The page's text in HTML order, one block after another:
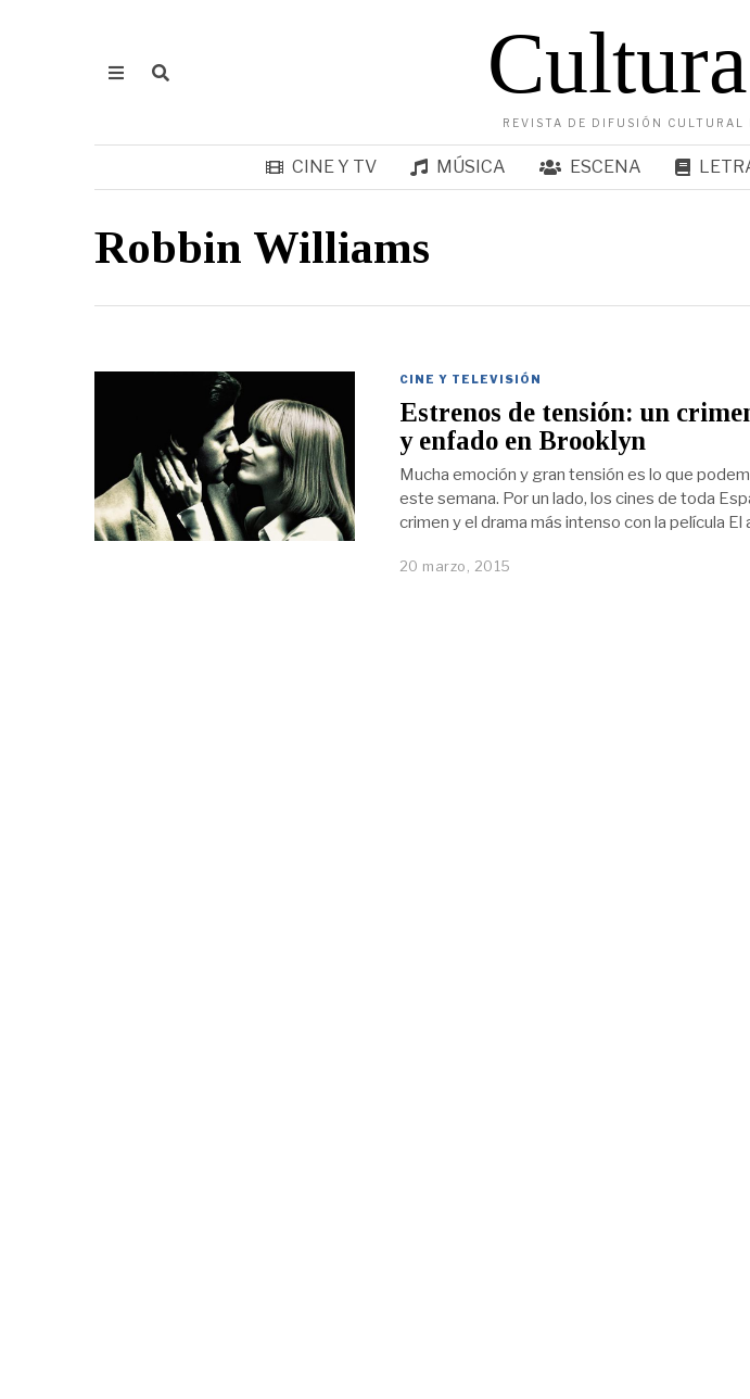
REVISTA DE DIFUSIÓN CULTURAL
CINE Y TV MÚSICA ESCENA
Robbin Williams
CINE Y TELEVISIÓN
Estrenos de tensión: un
y enfado en Brooklyn
Mucha emoción y gran tensión es lo que
este semana. Por un lado, los cines de toda
crimen y el drama más intenso con la película El
20 marzo, 2015